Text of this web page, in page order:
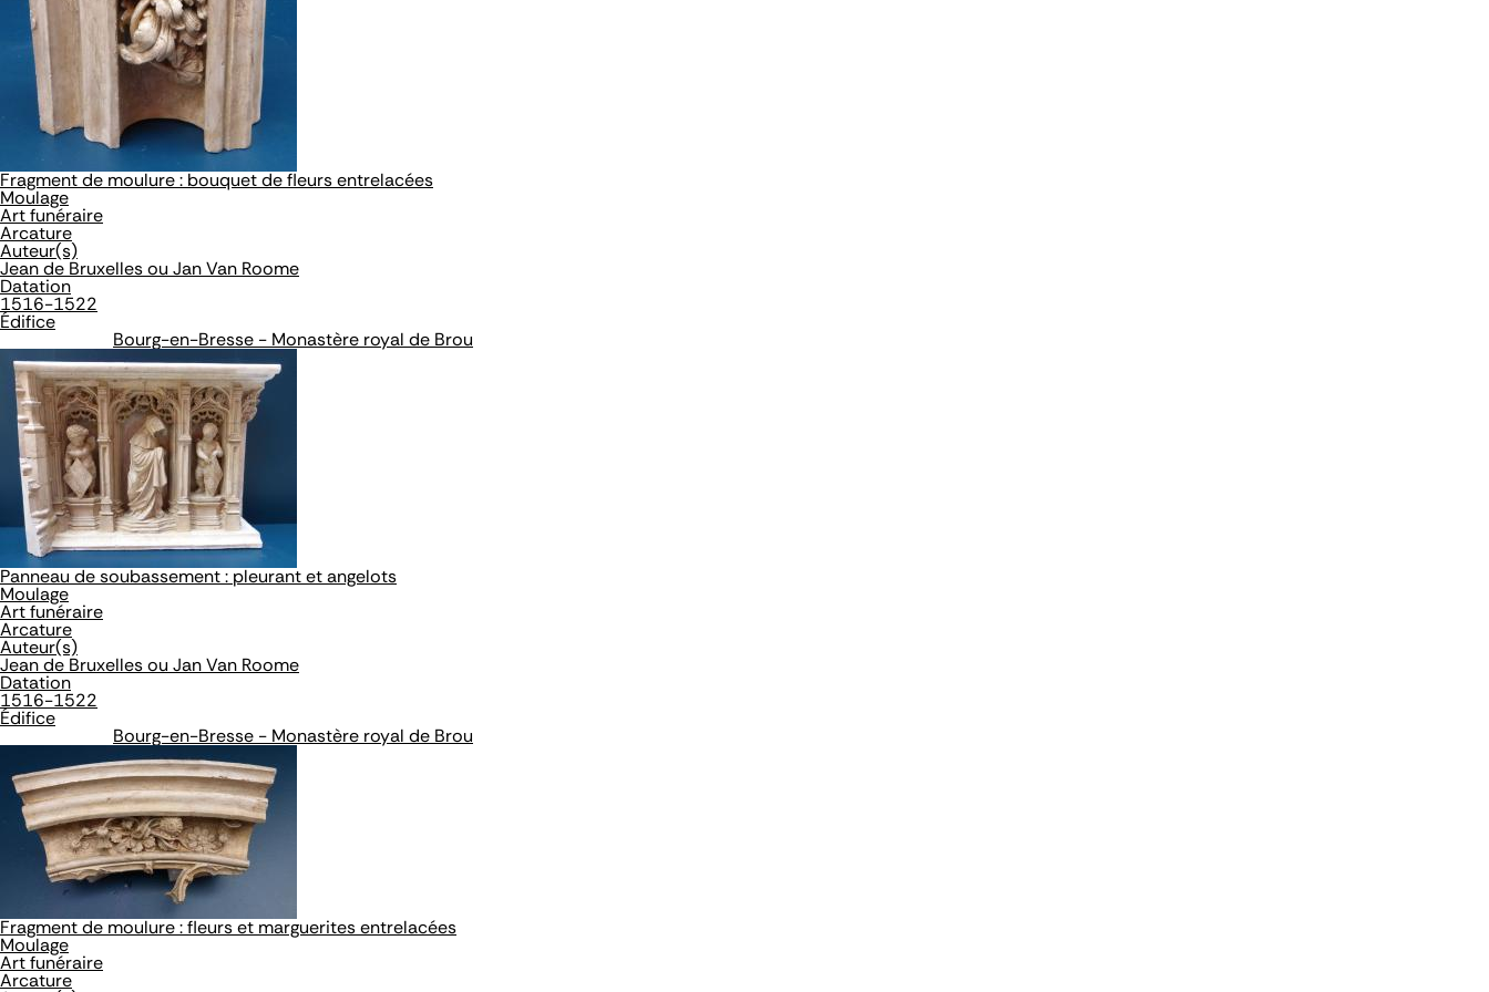
Fragment de moulure : bouquet de fleurs entrelacées
Moulage
Art funéraire
Arcature
Auteur(s)
Jean de Bruxelles ou Jan Van Roome
Datation
1516-1522
Édifice
Bourg-en-Bresse - Monastère royal de Brou
Panneau de soubassement : pleurant et angelots
Moulage
Art funéraire
Arcature
Auteur(s)
Jean de Bruxelles ou Jan Van Roome
Datation
1516-1522
Édifice
Bourg-en-Bresse - Monastère royal de Brou
Fragment de moulure : fleurs et marguerites entrelacées
Moulage
Art funéraire
Arcature